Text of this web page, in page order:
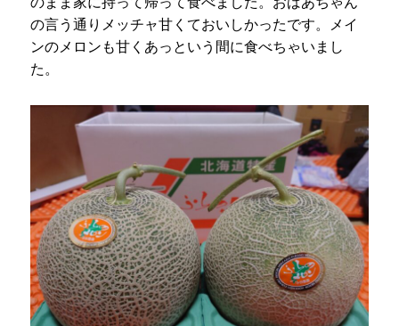
の言う通りメッチャ甘くておいしかったです。メイ
ンのメロンも甘くあっという間に食べちゃいまし
た。